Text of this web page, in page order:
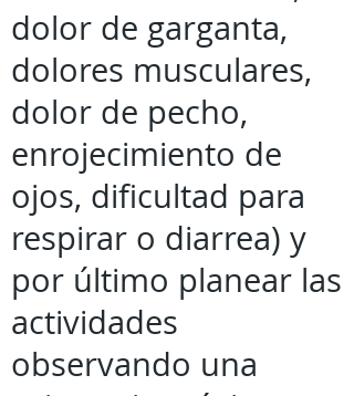
dolor de garganta,
dolores musculares,
dolor de pecho,
enrojecimiento de
ojos, dificultad para
respirar o diarrea) y
por último planear las
actividades
observando una